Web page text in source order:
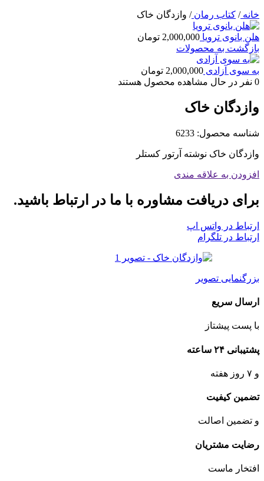
خانه/ کتاب رمان/ وازدگان خاک
هلن بانوی ترویا 2,000,000 تومان
بازگشت به محصولات
به سوی آزادی 2,000,000 تومان
0 نفر در حال مشاهده محصول هستند
وازدگان خاک
شناسه محصول: 6233
وازدگان خاک نوشته آرتور کستلر
افزودن به علاقه مندی
برای دریافت مشاوره با ما در ارتباط باشید.
ارتباط در واتس اپ
ارتباط در تلگرام
بزرگنمایی تصویر
ارسال سریع
با پست پیشتاز
پشتیبانی ۲۴ ساعته
و ۷ روز هفته
تضمین کیفیت
و تضمین اصالت
رضایت مشتریان
افتخار ماست